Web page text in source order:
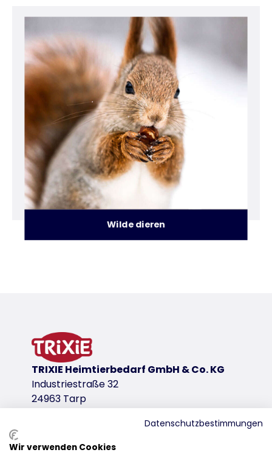
Wilde dieren
TRIXIE Heimtierbedarf GmbH & Co. KG
Industriestraße 32
24963 Tarp
Distributie
Datenschutzbestimmungen
Wir verwenden Cookies